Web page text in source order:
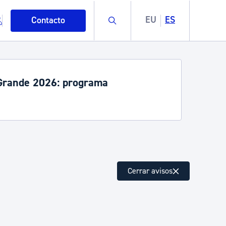
Contacto Buscar EU ES
y medioambiente
tren interrumpido entre Hernani e
julio y 6 de septiembre
Cerrar avisos